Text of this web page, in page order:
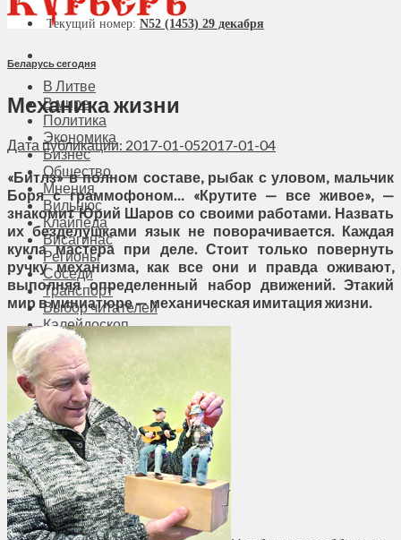
В Литве
В мире
Политика
Экономика
Бизнес
Общество
Мнения
Вильнюс
Клайпеда
Висагинас
Регионы
Соседи
Транспорт
Выбор читателей
Калейдоскоп
Армия
Сейм Литвы
Культура
Больше
Фоторепортаж
Туризм
ЛК рекомендует
Сеньорам
Образование
Здравоохранение
Экология
Происшествия
Текущий номер: N52 (1453) 29 декабря
Беларусь сегодня
Механика жизни
Дата публикации: 2017-01-052017-01-04
«Битлз» в полном составе, рыбак с уловом, мальчик
Боря с граммофоном… «Крутите — все живое», —
знакомит Юрий Шаров со своими работами. Назвать
их безделушками язык не поворачивается. Каждая
кукла мастера при деле. Стоит только повернуть
ручку механизма, как все они и правда оживают,
выполняя определенный набор движений. Этакий
мир в миниатюре — механическая имитация жизни.